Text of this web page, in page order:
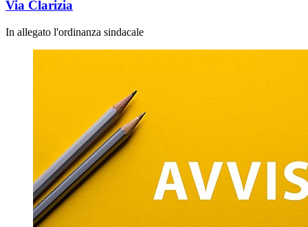
Via Clarizia
In allegato l'ordinanza sindacale